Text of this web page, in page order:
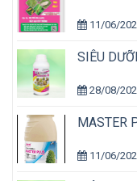
11/06/
SIÊU
28/08/
MASTER
11/06/